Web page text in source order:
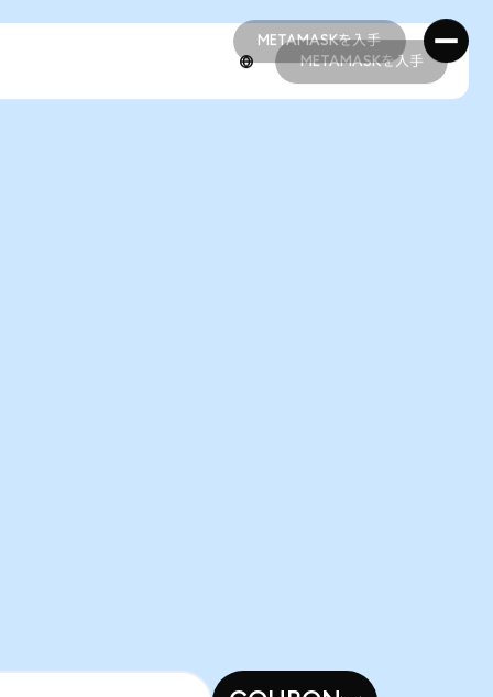
METAMASKを入手
METAMASKを入手
METAMASKを入手